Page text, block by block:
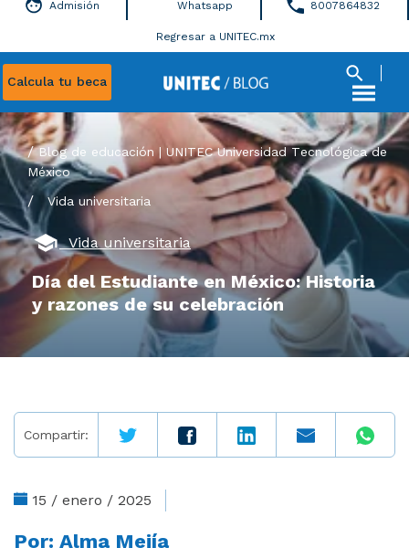
Calcula tu beca
Admisión Whatsapp 8007864832
Regresar a UNITEC.mx
Blog de educación | UNITEC Universidad Tecnológica de
México
/Vida universitaria
Vida universitaria
Día del Estudiante en México: Historia
y razones de su celebración
Compartir:
15 / enero / 2025
Por: Alma Mejía